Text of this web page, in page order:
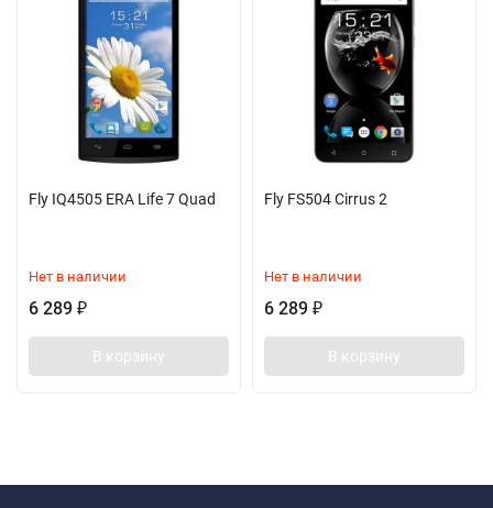
Fly IQ4505 ERA Life 7 Quad
Нет в наличии
6 289 ₽
В корзину
Fly FS504 Cirrus 2
Нет в наличии
6 289 ₽
В корзину